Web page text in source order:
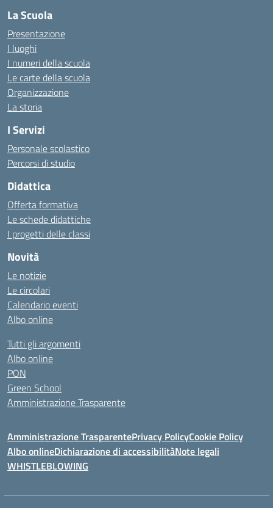
La Scuola
Presentazione
I luoghi
I numeri della scuola
Le carte della scuola
Organizzazione
La storia
I Servizi
Personale scolastico
Percorsi di studio
Didattica
Offerta formativa
Le schede didattiche
I progetti delle classi
Novità
Le notizie
Le circolari
Calendario eventi
Albo online
Tutti gli argomenti
Albo online
PON
Green School
Amministrazione Trasparente
Amministrazione TrasparentePrivacy PolicyCookie Policy
Albo onlineDichiarazione di accessibilitàNote legali
WHISTLEBLOWING